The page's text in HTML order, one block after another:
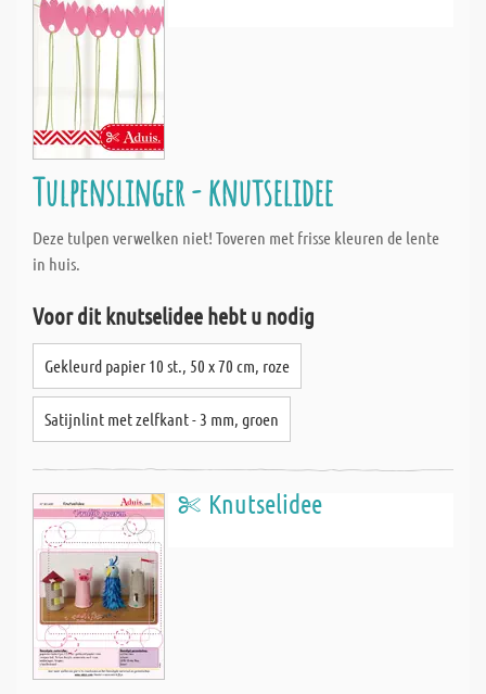
Tulpenslinger - knutselidee
Deze tulpen verwelken niet! Toveren met frisse kleuren de lente
in huis.
Voor dit knutselidee hebt u nodig
Gekleurd papier 10 st., 50 x 70 cm, roze
Satijnlint met zelfkant - 3 mm, groen
Knutselidee